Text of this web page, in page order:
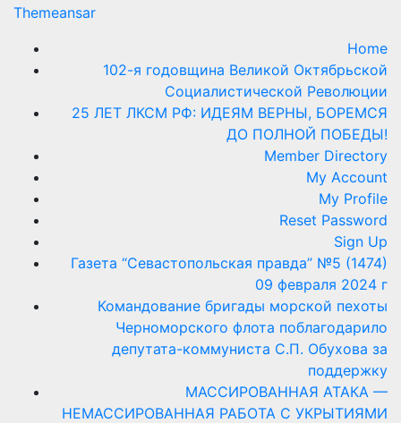
Themeansar
Home
102-я годовщина Великой Октябрьской
Социалистической Революции
25 ЛЕТ ЛКСМ РФ: ИДЕЯМ ВЕРНЫ, БОРЕМСЯ
ДО ПОЛНОЙ ПОБЕДЫ!
Member Directory
My Account
My Profile
Reset Password
Sign Up
Газета “Севастопольская правда” №5 (1474)
09 февраля 2024 г
Командование бригады морской пехоты
Черноморского флота поблагодарило
депутата-коммуниста С.П. Обухова за
поддержку
МАССИРОВАННАЯ АТАКА —
НЕМАССИРОВАННАЯ РАБОТА С УКРЫТИЯМИ